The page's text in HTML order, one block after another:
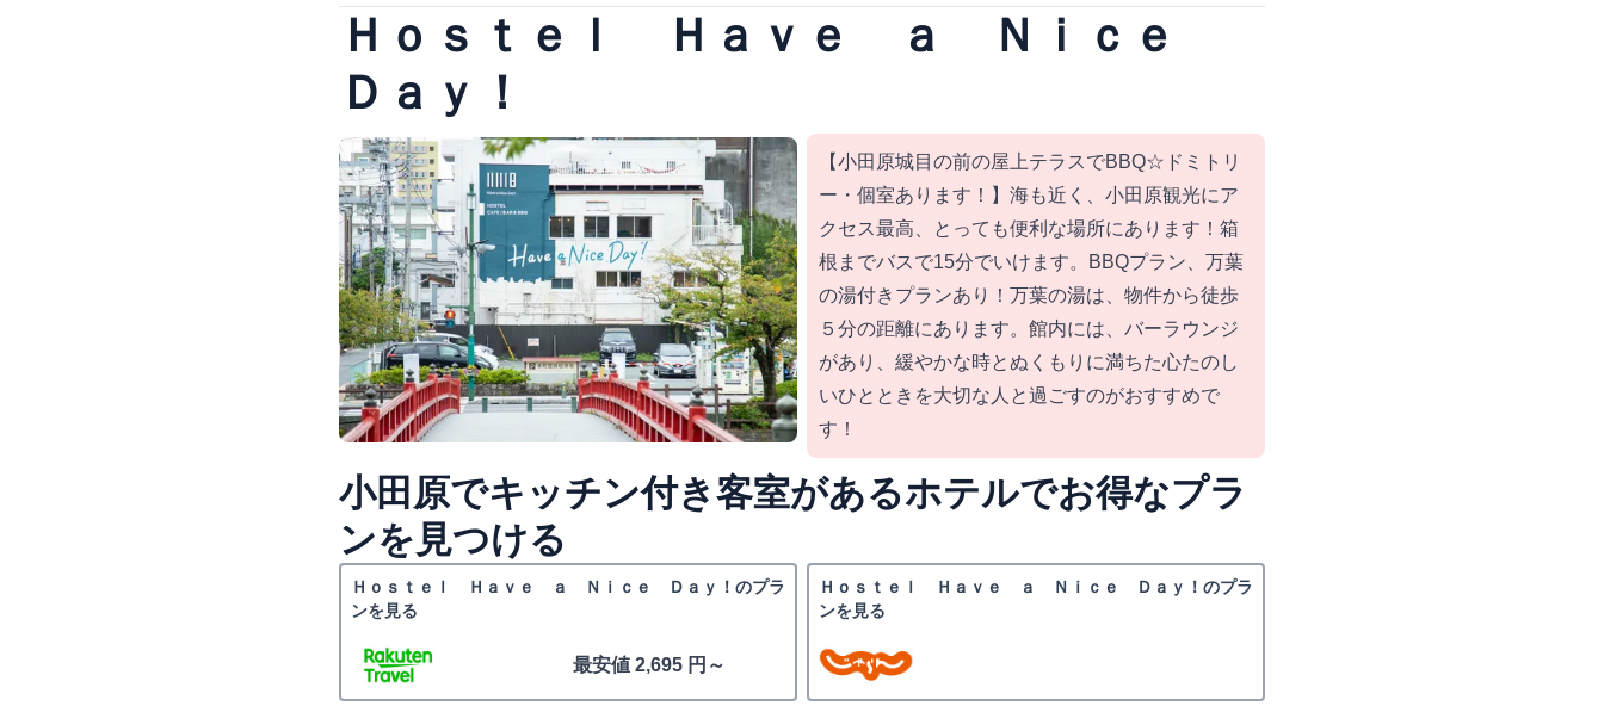
Ｈｏｓｔｅｌ Ｈａｖｅ ａ Ｎｉｃｅ
Ｄａｙ！
【小田原城目の前の屋上テラスでBBQ☆ドミトリ
ー・個室あります！】海も近く、小田原観光にア
クセス最高、とっても便利な場所にあります！箱
根までバスで15分でいけます。BBQプラン、万葉
の湯付きプランあり！万葉の湯は、物件から徒歩
５分の距離にあります。館内には、バーラウンジ
があり、緩やかな時とぬくもりに満ちた心たのし
いひとときを大切な人と過ごすのがおすすめで
す！
小田原でキッチン付き客室があるホテルでお得なプラ
ンを見つける
Ｈｏｓｔｅｌ Ｈａｖｅ ａ Ｎｉｃｅ Ｄａｙ！のプラ
ンを見る
最安値 2,695 円～
Ｈｏｓｔｅｌ Ｈａｖｅ ａ Ｎｉｃｅ Ｄａｙ！のプラ
ンを見る